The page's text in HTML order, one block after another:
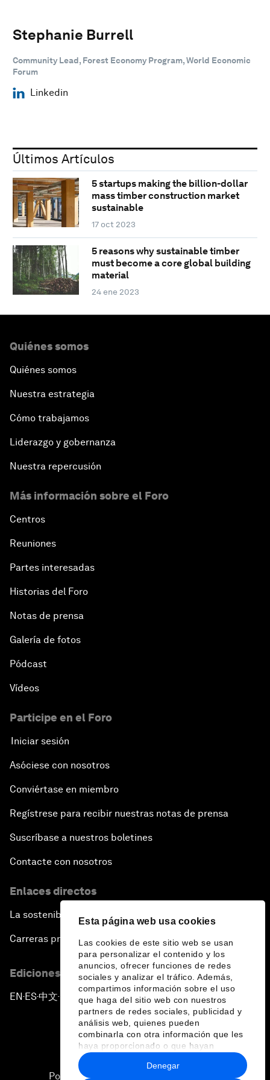
Esta página web usa cookies
Las cookies de este sitio web se usan
para personalizar el contenido y los
anuncios, ofrecer funciones de redes
sociales y analizar el tráfico. Además,
compartimos información sobre el uso
que haga del sitio web con nuestros
partners de redes sociales, publicidad y
análisis web, quienes pueden
combinarla con otra información que les
haya proporcionado o que hayan
recopilado a partir del uso que haya
hecho de sus servicios.
Denegar
Stephanie Burrell
Community Lead, Forest Economy Program, World Economic
Forum
Linkedin
Últimos Artículos
5 startups making the billion-dollar
mass timber construction market
sustainable
17 oct 2023
5 reasons why sustainable timber
must become a core global building
material
24 ene 2023
Quiénes somos
Quiénes somos
Nuestra estrategia
Cómo trabajamos
Liderazgo y gobernanza
Nuestra repercusión
Más información sobre el Foro
Centros
Reuniones
Partes interesadas
Historias del Foro
Notas de prensa
Galería de fotos
Pódcast
Vídeos
Participe en el Foro
Iniciar sesión
Asóciese con nosotros
Conviértase en miembro
Regístrese para recibir nuestras notas de prensa
Suscríbase a nuestros boletines
Contacte con nosotros
Enlaces directos
La sostenibilidad en el Foro
Carreras profesionales
Ediciones en otros idiomas
EN ▪ ES▪中文▪ 日本語
Política de privacidad y normas de uso